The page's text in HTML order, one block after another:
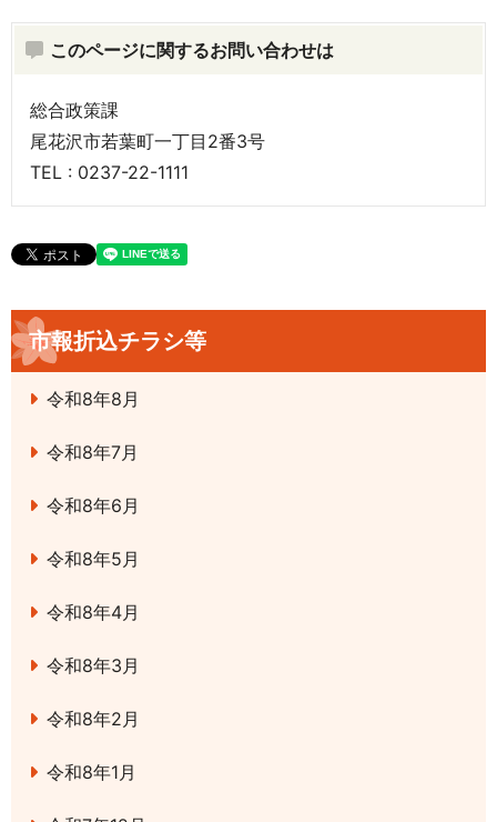
このページに関するお問い合わせは
総合政策課
尾花沢市若葉町一丁目2番3号
TEL : 0237-22-1111
市報折込チラシ等
令和8年8月
令和8年7月
令和8年6月
令和8年5月
令和8年4月
令和8年3月
令和8年2月
令和8年1月